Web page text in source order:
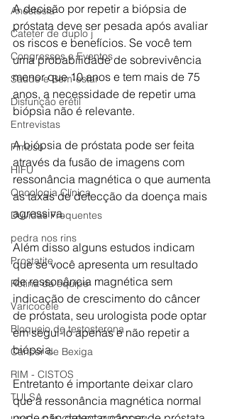
Anestesia
Cateter de duplo j
Congressos e Eventos
Saúde e Bem-estar
Disfunção erétil
Entrevistas
Fimose
HIFU
Oncologia Clínica
Dúvidas Frequentes
pedra nos rins
Prostatite
Rotina da equipe
Varicocele
Bloqueio de testosterona
Câncer de Bexiga
RIM - CISTOS
TULSA
A decisão por repetir a biópsia de
próstata deve ser pesada após avaliar
os riscos e benefícios. Se você tem
uma probabilidade de sobrevivência
menor que 10 anos e tem mais de 75
anos, a necessidade de repetir uma
biópsia não é relevante.
A biópsia de próstata pode ser feita
através da fusão de imagens com
ressonância magnética o que aumenta
as taxas de detecção da doença mais
agressiva.
Além disso alguns estudos indicam
que se você apresenta um resultado
de ressonância magnética sem
indicação de crescimento do câncer
de próstata, seu urologista pode optar
em segui-lo apenas e não repetir a
biópsia.
Entretanto é importante deixar claro
que a ressonância magnética normal